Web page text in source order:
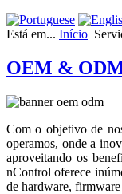
Está em... Início
OEM &
Com o objetivo de
operamos, onde a
aproveitando os
nControl oferece
de hardware,